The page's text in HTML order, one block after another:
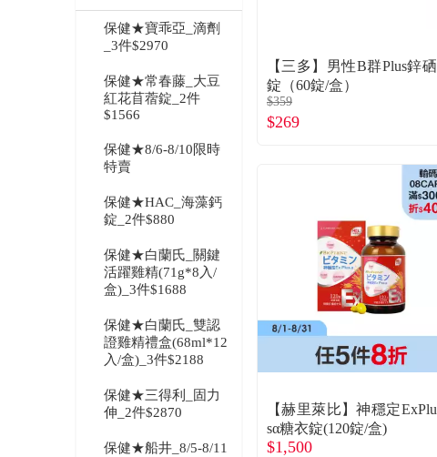
保健★寶乖亞_滴劑
_3件$2970
保健★常春藤_大豆
紅花苜蓿錠_2件
$1566
保健★8/6-8/10限時
特賣
保健★HAC_海藻鈣
錠_2件$880
保健★白蘭氏_關鍵
活躍雞精(71g*8入/
盒)_3件$1688
保健★白蘭氏_雙認
證雞精禮盒(68ml*12
入/盒)_3件$2188
保健★三得利_固力
伸_2件$2870
保健★船井_8/5-8/11
【三多】男性B群Plus鋅硒
錠（60錠/盒）
$359
$269
【赫里萊比】神穩定ExPlu
sα糖衣錠(120錠/盒)
$1,500